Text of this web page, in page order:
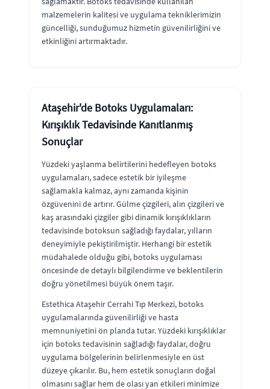
malzemelerin kalitesi ve uygulama tekniklerimizin
güncelliği, sunduğumuz hizmetin güvenilirliğini ve
etkinliğini artırmaktadır.
Ataşehir'de Botoks Uygulamaları:
Kırışıklık Tedavisinde Kanıtlanmış
Sonuçlar
Yüzdeki yaşlanma belirtilerini hedefleyen botoks
uygulamaları, sadece estetik bir iyileşme
sağlamakla kalmaz, aynı zamanda kişinin
özgüvenini de artırır. Gülme çizgileri, alın çizgileri ve
kaş arasındaki çizgiler gibi dinamik kırışıklıkların
tedavisinde botoksun sağladığı faydalar, yılların
deneyimiyle pekiştirilmiştir. Herhangi bir estetik
müdahalede olduğu gibi, botoks uygulaması
öncesinde de detaylı bilgilendirme ve beklentilerin
doğru yönetilmesi büyük önem taşır.
Estethica Ataşehir Cerrahi Tıp Merkezi, botoks
uygulamalarında güvenilirliği ve hasta
memnuniyetini ön planda tutar. Yüzdeki kırışıklıklar
için botoks tedavisinin sağladığı faydalar, doğru
uygulama bölgelerinin belirlenmesiyle en üst
düzeye çıkarılır. Bu, hem estetik sonuçların doğal
olmasını sağlar hem de olası yan etkileri minimize